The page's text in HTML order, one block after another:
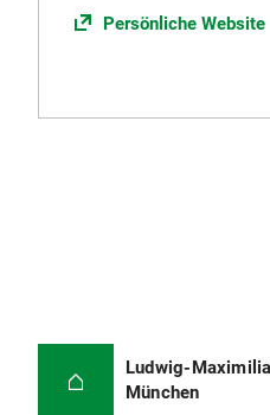
Persönliche Website
Ludwig-
München